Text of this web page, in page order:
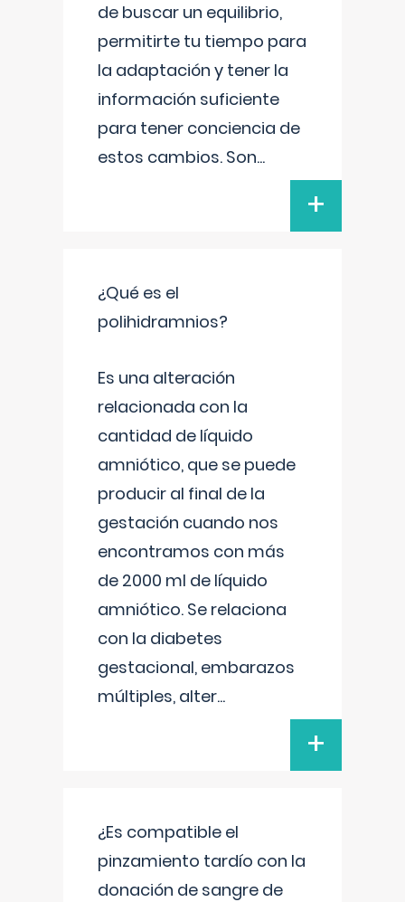
de buscar un equilibrio,
permitirte tu tiempo para
la adaptación y tener la
información suficiente
para tener conciencia de
estos cambios. Son...
+
¿Qué es el
polihidramnios?
Es una alteración
relacionada con la
cantidad de líquido
amniótico, que se puede
producir al final de la
gestación cuando nos
encontramos con más
de 2000 ml de líquido
amniótico. Se relaciona
con la diabetes
gestacional, embarazos
múltiples, alter...
+
¿Es compatible el
pinzamiento tardío con la
donación de sangre de